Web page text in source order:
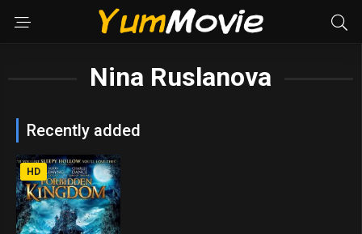
Nina Ruslanova
Recently added
HD